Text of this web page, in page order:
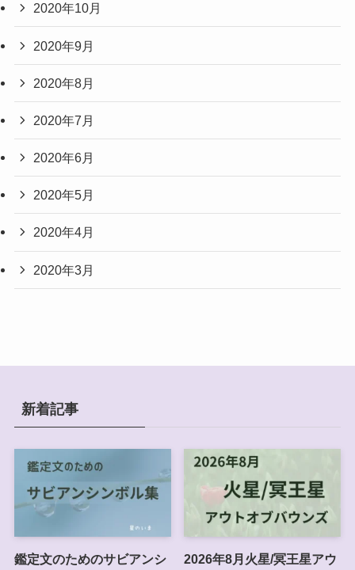
2020年10月
2020年9月
2020年8月
2020年7月
2020年6月
2020年5月
2020年4月
2020年3月
新着記事
鑑定文のためのサビアンシ
2026年8月火星/冥王星アウ